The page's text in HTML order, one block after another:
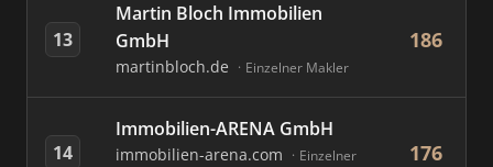
13
Martin Bloch Immobilien
GmbH
martinbloch.de Einzelner Makler
186
14
Immobilien-ARENA GmbH
immobilien-arena.com
Einzelner
176